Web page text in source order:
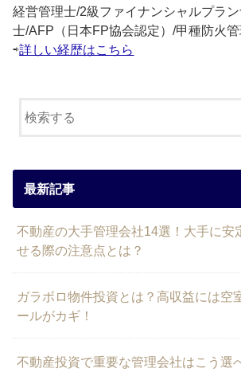
経営管理士/2級ファイナンシャルプラ
士/AFP（日本FP協会認定）/甲種防火
⇨詳しい経歴はこちら
最新記事
不動産の大手管理会社14選！大手に安
せる際の注意点とは？
ガラボロ物件投資とは？高収益には空
ールがカギ！
不動産投資で重要な管理会社はこう選